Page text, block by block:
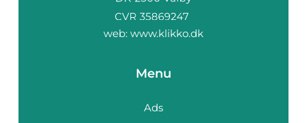
web: www.klikko.dk
Menu
Ads